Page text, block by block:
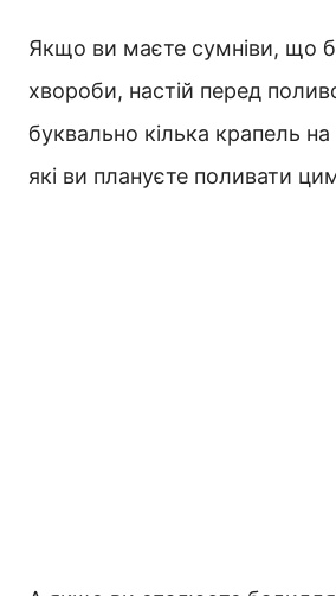
Якщо ви маєте сумніви, що
хвороби, настій перед
буквально кілька крапель
які ви плануєте поливати